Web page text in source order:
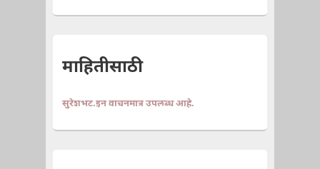
माहितीसाठी
सुरेशभट.इन वाचनमात्र उपलब्ध आहे.